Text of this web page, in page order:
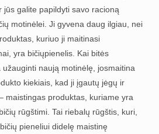
jūs galite papildyti savo racioną
motinėlei. Ji gyvena daug ilgiau, nei
kuriuo ji maitinasi
yra bičiųpienelis. Kai bitės
naują motinėlę, josmaitina
kiekiais, kad ji įgautų jėgų ir
maistingas produktas, kuriame yra
rūgštimi. Tai riebalų rūgštis, kuri,
pieneliui didelę maistinę